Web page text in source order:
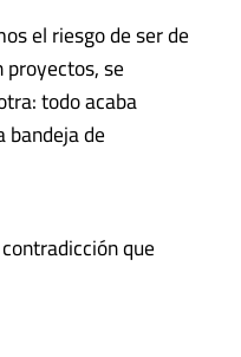
el riesgo de ser de
se
todo acaba
de
que